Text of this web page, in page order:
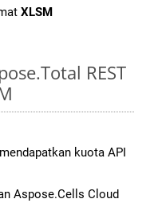
XLSM
REST
kuota API
Aspose.Cells Cloud